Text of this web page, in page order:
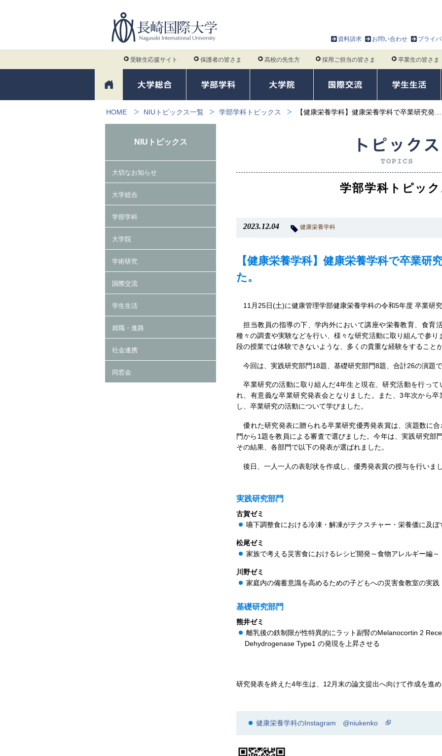
資料請求 お問い合わせ プライ
受験生応援サイト 保護者の皆さま 高校の先生方 採用ご担当の皆さま 卒業生の皆さま
HOME NIUトピックス一覧 学部学科トピックス 【健康栄養学科】健康栄養学科で卒業研究発…
学部学科トピッ
2023.12.04 健康栄養学科
【健康栄養学科】健康栄養学科で卒業研
た。
11月25日(土)に健康管理学部健康栄養学科の令和5年度 卒業研
担当教員の指導の下、学内外において講座や栄養教育、食育
種々の調査や実験などを行い、様々な研究活動に取り組んで参
段の授業では体験できないような、多くの貴重な経験をすること
今回は、実践研究部門18題、基礎研究部門8題、合計26の演題
卒業研究の活動に取り組んだ4年生と現在、研究活動を行っ
れ、有意義な卒業研究発表会となりました。また、3年次から
し、卒業研究の活動について学びました。
優れた研究発表に贈られる卒業研究優秀発表賞は、演題数に
門から1題を教員による審査で選びました。今年は、実践研究部
その結果、各部門で以下の発表が選ばれました。
後日、一人一人の表彰状を作成し、優秀発表賞の授与を行いま
実践研究部門
古賀ゼミ
嚥下調整食における冷凍・解凍がテクスチャー・栄養価に及ぼ
松尾ゼミ
家族で考える災害食におけるレシピ開発～食物アレルギー編～
川野ゼミ
家庭内の備蓄意識を高めるための子どもへの災害食教室の実践
基礎研究部門
熊井ゼミ
離乳後の鉄制限が性特異的にラット副腎のMelanocortin 2
Dehydrogenase Type1 の発現を上昇させる
研究発表を終えた4年生は、12月末の論文提出へ向けて作成を進
健康栄養学科のInstagram @niukenko
NIUトピックス
大切なお知らせ
大学総合
学部学科
大学院
学術研究
国際交流
学生生活
就職・進路
社会連携
同窓会